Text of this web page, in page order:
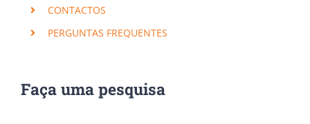
CONTACTOS
PERGUNTAS FREQUENTES
Faça uma pesquisa